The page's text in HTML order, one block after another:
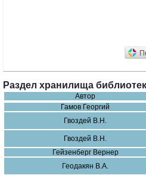
Раздел хранилища
Автор
Гамов Георгий
Гвоздей В.Н.
Гвоздей В.Н.
Гейзенберг Вернер
Геодакян В.А.